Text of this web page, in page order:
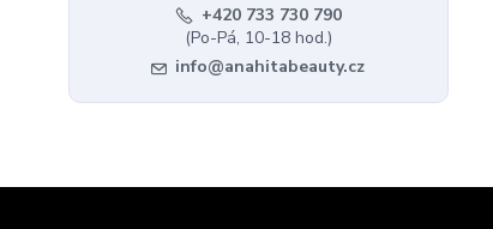
+420 733 730 790
(Po-Pá, 10-18 hod.)
info@anahitabeauty.cz